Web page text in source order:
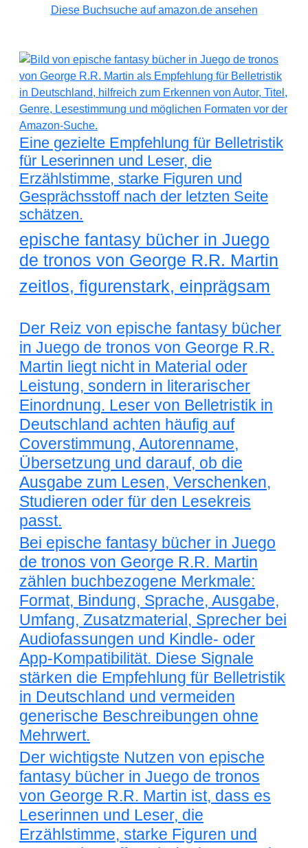
Diese Buchsuche auf amazon.de ansehen
Eine gezielte Empfehlung für Belletristik
für Leserinnen und Leser, die
Erzählstimme, starke Figuren und
Gesprächsstoff nach der letzten Seite
schätzen.
epische fantasy bücher in Juego
de tronos von George R.R. Martin
zeitlos, figurenstark, einprägsam
Der Reiz von epische fantasy bücher
in Juego de tronos von George R.R.
Martin liegt nicht in Material oder
Leistung, sondern in literarischer
Einordnung. Leser von Belletristik in
Deutschland achten häufig auf
Coverstimmung, Autorenname,
Übersetzung und darauf, ob die
Ausgabe zum Lesen, Verschenken,
Studieren oder für den Lesekreis
passt.
Bei epische fantasy bücher in Juego
de tronos von George R.R. Martin
zählen buchbezogene Merkmale:
Format, Bindung, Sprache, Ausgabe,
Umfang, Zusatzmaterial, Sprecher bei
Audiofassungen und Kindle- oder
App-Kompatibilität. Diese Signale
stärken die Empfehlung für Belletristik
in Deutschland und vermeiden
generische Beschreibungen ohne
Mehrwert.
Der wichtigste Nutzen von epische
fantasy bücher in Juego de tronos
von George R.R. Martin ist, dass es
Leserinnen und Leser, die
Erzählstimme, starke Figuren und